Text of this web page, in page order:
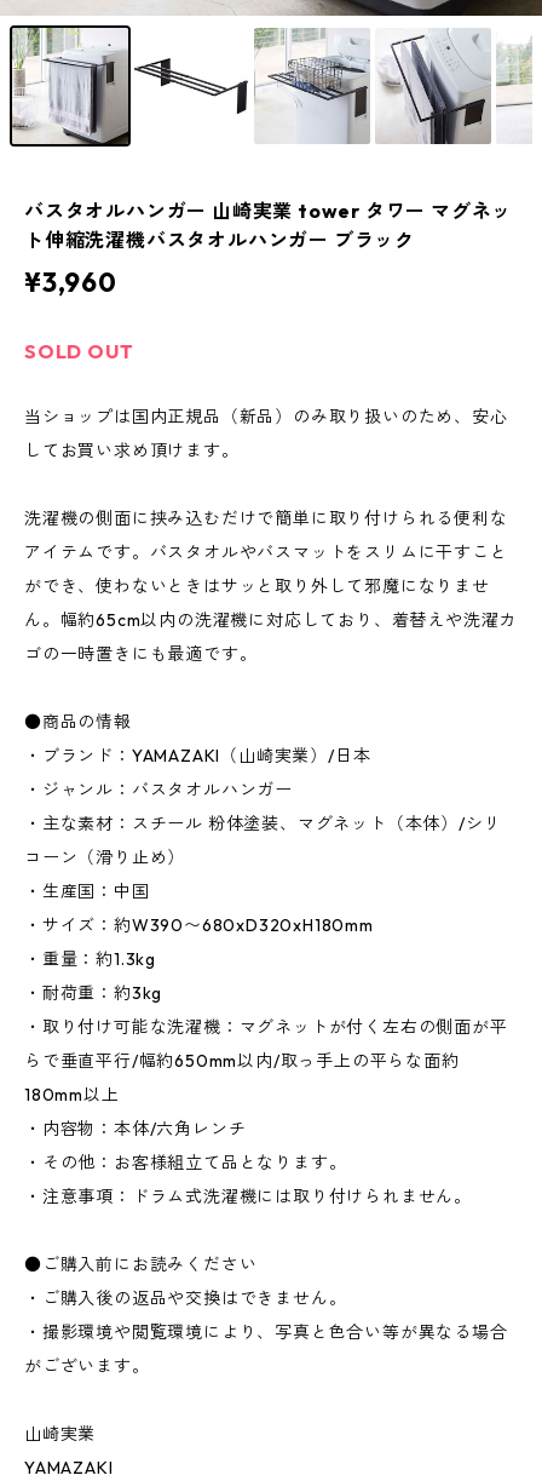
バスタオルハンガー 山崎実業 tower タワー マグネッ
ト伸縮洗濯機バスタオルハンガー ブラック
¥3,960
SOLD OUT
当ショップは国内正規品（新品）のみ取り扱いのため、安心
してお買い求め頂けます。
洗濯機の側面に挟み込むだけで簡単に取り付けられる便利な
アイテムです。バスタオルやバスマットをスリムに干すこと
ができ、使わないときはサッと取り外して邪魔になりませ
ん。幅約65cm以内の洗濯機に対応しており、着替えや洗濯カ
ゴの一時置きにも最適です。
●商品の情報
・ブランド：YAMAZAKI（山崎実業）/日本
・ジャンル：バスタオルハンガー
・主な素材：スチール 粉体塗装、マグネット（本体）/シリ
コーン（滑り止め）
・生産国：中国
・サイズ：約W390〜680xD320xH180mm
・重量：約1.3kg
・耐荷重：約3kg
・取り付け可能な洗濯機：マグネットが付く左右の側面が平
らで垂直平行/幅約650mm以内/取っ手上の平らな面約
180mm以上
・内容物：本体/六角レンチ
・その他：お客様組立て品となります。
・注意事項：ドラム式洗濯機には取り付けられません。
●ご購入前にお読みください
・ご購入後の返品や交換はできません。
・撮影環境や閲覧環境により、写真と色合い等が異なる場合
がございます。
山崎実業
YAMAZAKI